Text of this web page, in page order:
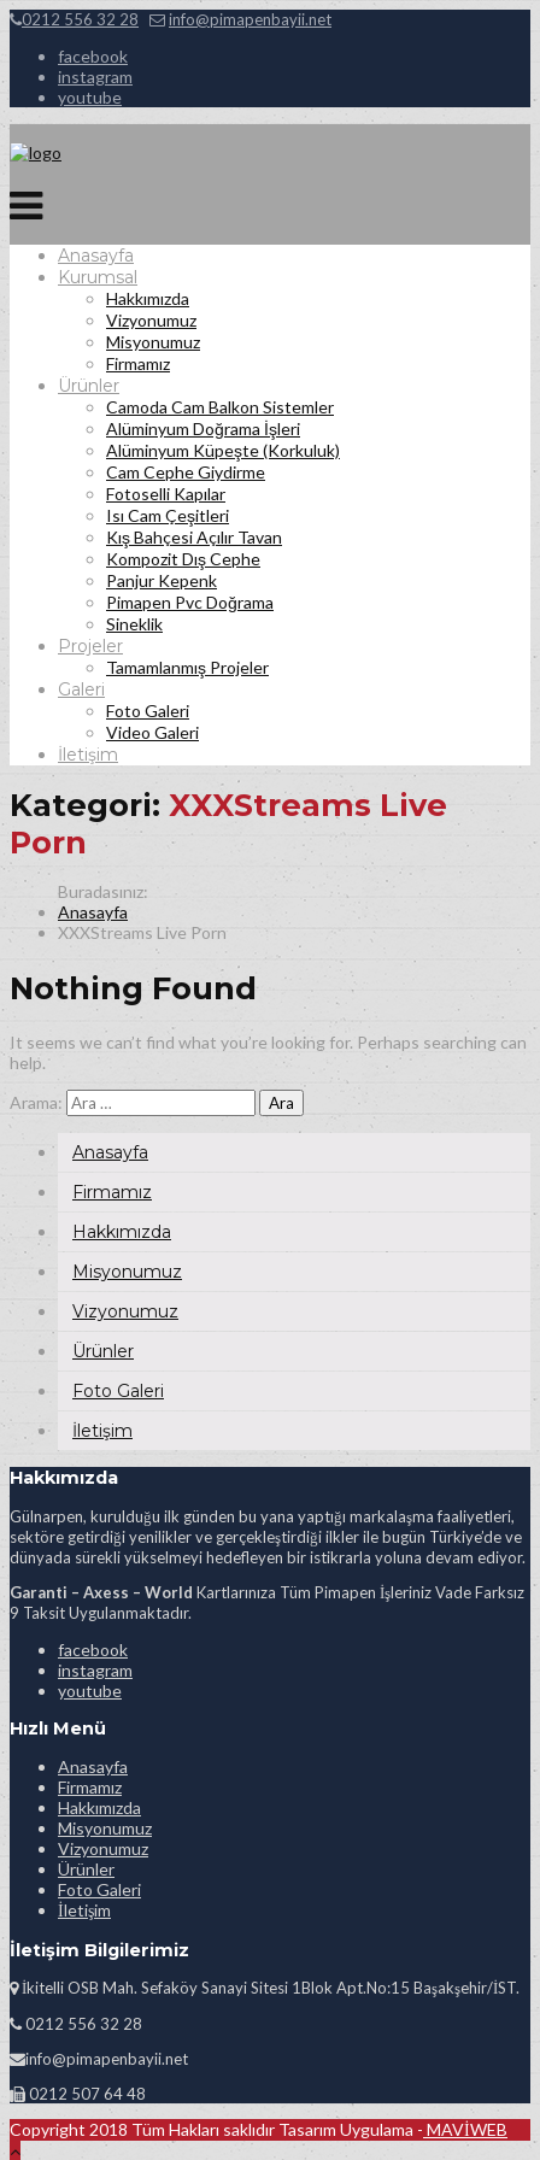
0212 556 32 28 info@pimapenbayii.net
facebook
instagram
youtube
Anasayfa
Kurumsal
Hakkımızda
Vizyonumuz
Misyonumuz
Firmamız
Ürünler
Camoda Cam Balkon Sistemler
Alüminyum Doğrama İşleri
Alüminyum Küpeşte (Korkuluk)
Cam Cephe Giydirme
Fotoselli Kapılar
Isı Cam Çeşitleri
Kış Bahçesi Açılır Tavan
Kompozit Dış Cephe
Panjur Kepenk
Pimapen Pvc Doğrama
Sineklik
Projeler
Tamamlanmış Projeler
Galeri
Foto Galeri
Video Galeri
İletişim
Kategori: XXXStreams Live
Porn
Anasayfa
XXXStreams Live Porn
Nothing Found
It seems we can’t find what you’re looking for. Perhaps searching can
help.
Arama:
Anasayfa
Firmamız
Hakkımızda
Misyonumuz
Vizyonumuz
Ürünler
Foto Galeri
İletişim
Hakkımızda
Gülnarpen, kurulduğu ilk günden bu yana yaptığı markalaşma faaliyetleri,
sektöre getirdiği yenilikler ve gerçekleştirdiği ilkler ile bugün Türkiye’de ve
dünyada sürekli yükselmeyi hedefleyen bir istikrarla yoluna devam ediyor.
Garanti – Axess – World Kartlarınıza Tüm Pimapen İşleriniz Vade Farksız
9 Taksit Uygulanmaktadır.
facebook
instagram
youtube
Hızlı Menü
Anasayfa
Firmamız
Hakkımızda
Misyonumuz
Vizyonumuz
Ürünler
Foto Galeri
İletişim
İletişim Bilgilerimiz
İkitelli OSB Mah. Sefaköy Sanayi Sitesi 1Blok Apt.No:15 Başakşehir/İST.
0212 556 32 28
info@pimapenbayii.net
0212 507 64 48
Copyright 2018 Tüm Hakları saklıdır Tasarım Uygulama - MAVİWEB